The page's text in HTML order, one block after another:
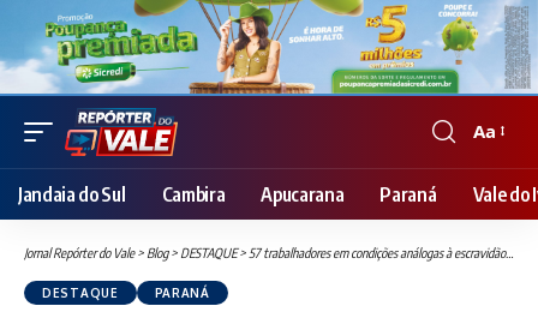
Font
Resizer
Aa
Jandaia do Sul Cambira Apucarana Paraná Vale do
Jornal Repórter do Vale> Blog> DESTAQUE> 57 trabalhadores em condições análogas à escravidão são resgatados na região; 45 são indígenas
DESTAQUE PARANÁ